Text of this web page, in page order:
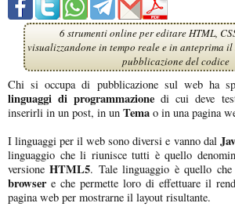
6 strumenti online per editare HTML,
visualizzandone in tempo reale e in anteprima
pubblicazione del codice
Chi si occupa di pubblicazione sul web ha
linguaggi di programmazione di cui deve
inserirli in un post, in un Tema o in una pagina
I linguaggi per il web sono diversi e vanno dal
linguaggio che li riunisce tutti è quello
versione HTML5. Tale linguaggio è quello che
browsere che permette loro di effettuare il
pagina web per mostrarne il layout risultante.